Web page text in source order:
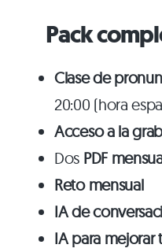
Pack
Clase de
20:00 (hora
Acceso a la
Dos PDF
Reto mensual
IA de
IA para